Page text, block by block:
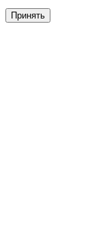
Принять